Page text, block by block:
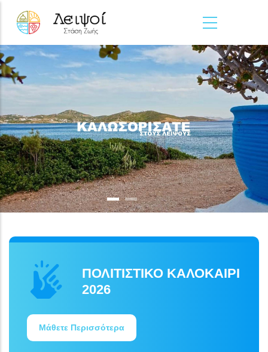
ΠΟΛΙΤΙΣΤΙΚΟ ΚΑΛΟΚΑΙΡΙ
2026
Μάθετε Περισσότερα